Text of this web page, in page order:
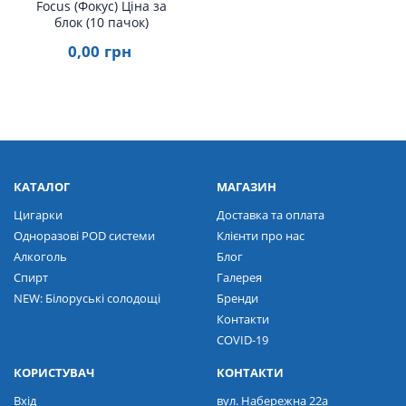
Focus (Фокус) Ціна за
блок (10 пачок)
0,00 грн
КАТАЛОГ
Цигарки
Одноразові POD системи
Алкоголь
Спирт
NEW: Білоруські солодощі
МАГАЗИН
Доставка та оплата
Клієнти про нас
Блог
Галерея
Бренди
Контакти
COVID-19
КОРИСТУВАЧ
Вхід
КОНТАКТИ
вул. Набережна 22а